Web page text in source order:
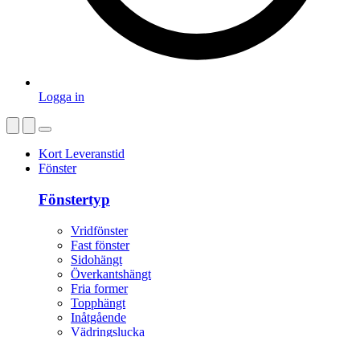
Logga in
Kort Leveranstid
Fönster
Fönstertyp
Vridfönster
Fast fönster
Sidohängt
Överkantshängt
Fria former
Topphängt
Inåtgående
Vädringslucka